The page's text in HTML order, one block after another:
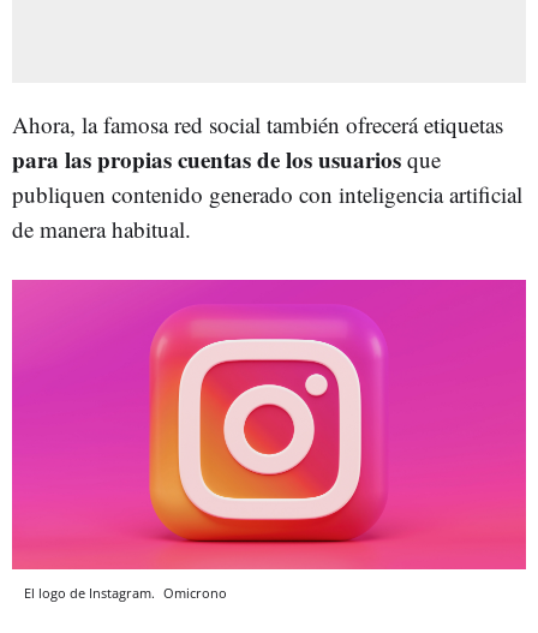
Ahora, la famosa red social también ofrecerá etiquetas
para las propias cuentas de los usuarios que
publiquen contenido generado con inteligencia artificial
de manera habitual.
El logo de Instagram. Omicrono